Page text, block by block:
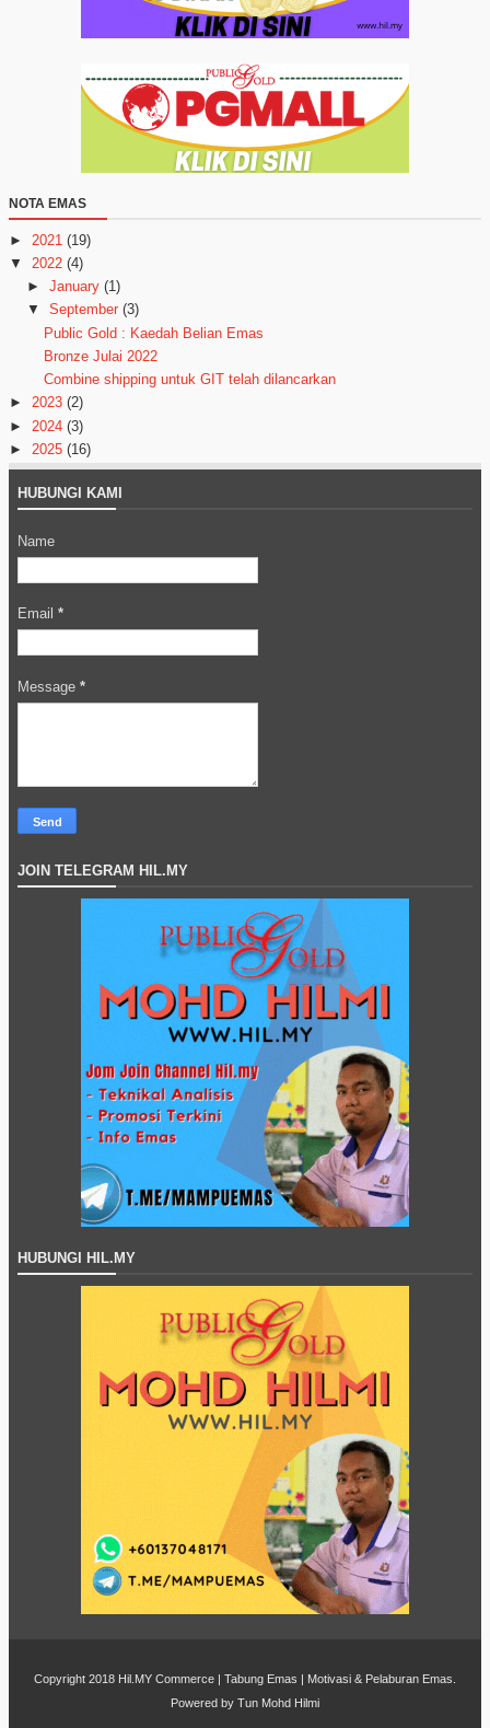
NOTA EMAS
► 2021 (19)
▼
2022 (4)
► January (1)
▼
September (3)
Public Gold : Kaedah Belian Emas
Bronze Julai 2022
Combine shipping untuk GIT telah dilancarkan
► 2023 (2)
► 2024 (3)
► 2025 (16)
HUBUNGI KAMI
Name
Email *
Message *
JOIN TELEGRAM HIL.MY
HUBUNGI HIL.MY
Copyright 2018 Hil.MY Commerce | Tabung Emas | Motivasi & Pelaburan Emas
Powered by Tun Mohd Hilmi